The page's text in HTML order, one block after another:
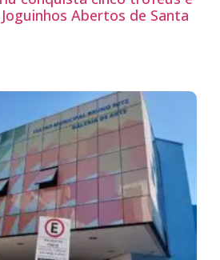
Abertos de Santa